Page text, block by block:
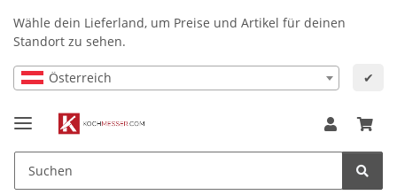
Wähle dein Lieferland, um Preise und Artikel für deinen
Standort zu sehen.
Österreich ✔